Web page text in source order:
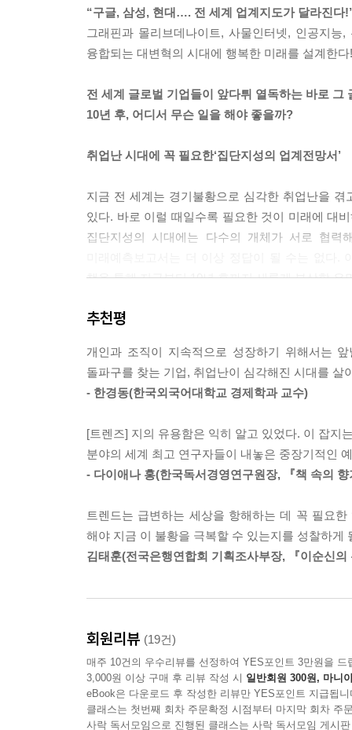
“구글, 삼성, 현대…. 전 세계 업계지도가 달라진다
그래핀과 몰리브데나이트, 사물인터넷, 인공지
융합되는 대변혁의 시대에 행복한 미래를 설계한다!
전 세계 글로벌 기업들이 앞다튀 열독하는 바로 그
10년 후, 어디서 무슨 일을 해야 좋을까?
취업난 시대에 꼭 필요한‘집단지성의 업계전망서’
지금 전 세계는 경기불황으로 심각한 취업난을
있다. 바로 이럴 때일수록 필요한 것이 미래에 대
집단지성의 시대에는 다수의 개체가 서로 협
책을 통해 지금부터 10년 후까지 새롭게 부상할 유
이 책은 전 세계 2만여 명의 전문가들이 참여한
‘집단지성을 활용한 지식보고서’이다. 세계 최고
이들이 함께 만든 세계적인 미래학 전문지이다.
미래를 반영하기도 한다.
지금 구글과 애플, 바이오브릭스, 메르세데스-
「트렌즈」 지는 ‘과거와 현재, 그리고 미래
미래예측서들보다 좀 더 개연성이 있는 미래의
트렌드는 급변하는 세상을 항해하는 데 꼭 필요한
사물인터넷, 인공지능, 무인자동차, 바이오-나
임시직이 50%를 넘어서고, 통섭형 인재와 STEM
지금 이 순간에도 비정규직이 갈수록 늘고 있다.
사로잡으려는 겉치레에 불과하다. 20년 전, 경영
추천평
개인과 조직이 지속적으로 성장하기 위해서는
돌파구를 찾는 기업, 취업난이 심각해진 시대를 살
- 한경동(한국외국어대학교 경제학과 교수)
[트렌즈] 지의 유용함은 익히 알고 있었다. 이 잡지
분야의 세계 최고 연구자들이 내놓은 중장기적인
- 다이애나 홍(한국독서경영연구원장, 『책 속의
트렌드는 급변하는 세상을 항해하는 데 꼭 필요
해야 지금 이 불황을 극복할 수 있는지를 성찰하게
김태훈(전국은행연합회 기획조사부장, 『이순신의
회원리뷰 (19건)
매주 10건의 우수리뷰를 선정하여 YES포인트 3만원을 드
3,000원 이상 구매 후 리뷰 작성 시 일반회원 300원, 마니
eBook은 다운로드 후 작성한 리뷰만 YES포인트 지급됩니
클래스는 첫번째 회차 주문확정 시점부터 마지막 회차 주
사락 독서모임으로 진행된 클래스는 사락 독서모임 게시